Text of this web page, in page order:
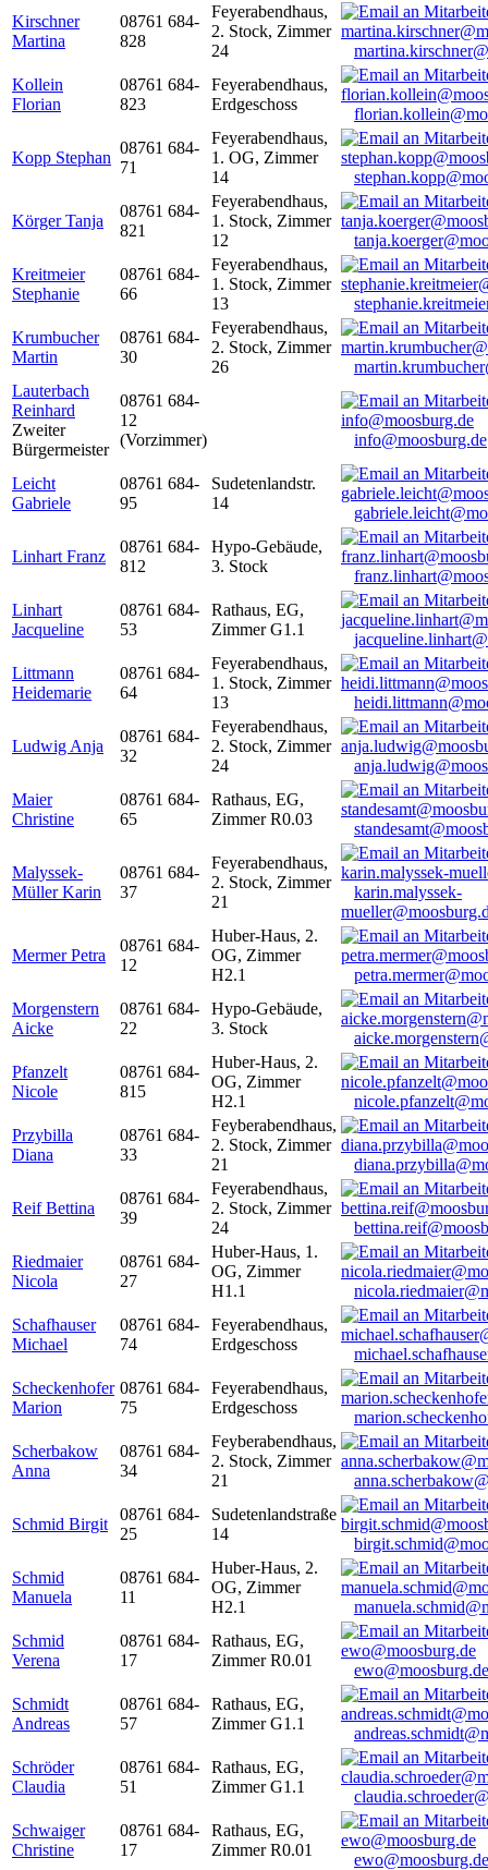
Kirschner
Martina
08761 684-
828
Feyerabendhaus,
2. Stock, Zimmer
24
Kollein
Florian
08761 684-
823
Feyerabendhaus,
Erdgeschoss
Kopp Stephan
08761 684-
71
Feyerabendhaus,
1. OG, Zimmer
14
Körger Tanja
08761 684-
821
Feyerabendhaus,
1. Stock, Zimmer
12
Kreitmeier
Stephanie
08761 684-
66
Feyerabendhaus,
1. Stock, Zimmer
13
Krumbucher
Martin
08761 684-
30
Feyerabendhaus,
2. Stock, Zimmer
26
Lauterbach
Reinhard
Zweiter
Bürgermeister
08761 684-
12
(Vorzimmer)
info@moosburg.de
Leicht
Gabriele
08761 684-
95
Sudetenlandstr.
14
Linhart Franz
08761 684-
812
Hypo-Gebäude,
3. Stock
Linhart
Jacqueline
08761 684-
53
Rathaus, EG,
Zimmer G1.1
Littmann
Heidemarie
08761 684-
64
Feyerabendhaus,
1. Stock, Zimmer
13
Ludwig Anja
08761 684-
32
Feyerabendhaus,
2. Stock, Zimmer
24
Maier
Christine
08761 684-
65
Rathaus, EG,
Zimmer R0.03
Malyssek-
Müller Karin
08761 684-
37
Feyerabendhaus,
2. Stock, Zimmer
21
karin.malyssek-
Mermer Petra
08761 684-
12
Huber-Haus, 2.
OG, Zimmer
H2.1
Morgenstern
Aicke
08761 684-
22
Hypo-Gebäude,
3. Stock
Pfanzelt
Nicole
08761 684-
815
Huber-Haus, 2.
OG, Zimmer
H2.1
Przybilla
Diana
08761 684-
33
Feyberabendhaus,
2. Stock, Zimmer
21
Reif Bettina
08761 684-
39
Feyerabendhaus,
2. Stock, Zimmer
24
Riedmaier
Nicola
08761 684-
27
Huber-Haus, 1.
OG, Zimmer
H1.1
Schafhauser
Michael
08761 684-
74
Feyerabendhaus,
Erdgeschoss
Scheckenhofer
Marion
08761 684-
75
Feyerabendhaus,
Erdgeschoss
Scherbakow
Anna
08761 684-
34
Feyberabendhaus,
2. Stock, Zimmer
21
Schmid Birgit
08761 684-
25
Sudetenlandstraße
14
Schmid
Manuela
08761 684-
11
Huber-Haus, 2.
OG, Zimmer
H2.1
Schmid
Verena
08761 684-
17
Rathaus, EG,
Zimmer R0.01
ewo@moosburg.de
Schmidt
Andreas
08761 684-
57
Rathaus, EG,
Zimmer G1.1
Schröder
Claudia
08761 684-
51
Rathaus, EG,
Zimmer G1.1
Schwaiger
Christine
08761 684-
17
Rathaus, EG,
Zimmer R0.01
ewo@moosburg.de